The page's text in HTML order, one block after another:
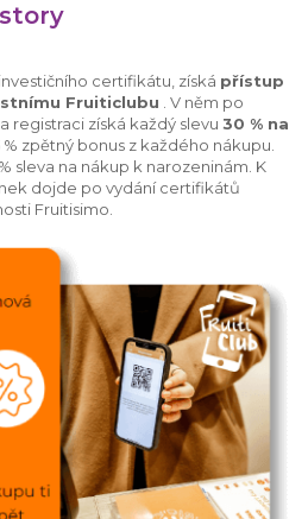
certifikátu, získá přístup
Fruiticlubu . V něm po
registraci získá každý slevu 30 % na
% zpětný bonus z každého nákupu.
sleva na nákup k narozeninám. K
dojde po vydání certifikátů
Fruitisimo.